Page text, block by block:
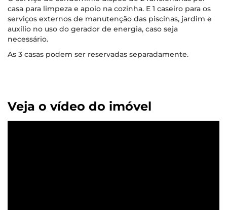
casa para limpeza e apoio na cozinha. E 1 caseiro para os
serviços externos de manutenção das piscinas, jardim e
auxílio no uso do gerador de energia, caso seja
necessário.
As 3 casas podem ser reservadas separadamente.
Veja o vídeo do imóvel